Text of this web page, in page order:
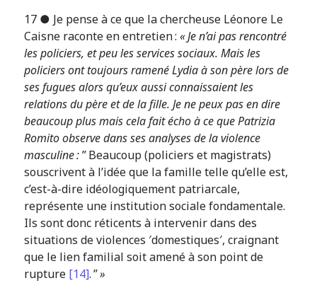
17 ● Je pense à ce que la chercheuse Léonore Le
Caisne raconte en entretien : « Je n’ai pas rencontré
les policiers, et peu les services sociaux. Mais les
policiers ont toujours ramené Lydia à son père lors de
ses fugues alors qu’eux aussi connaissaient les
relations du père et de la fille. Je ne peux pas en dire
beaucoup plus mais cela fait écho à ce que Patrizia
Romito observe dans ses analyses de la violence
masculine :” Beaucoup (policiers et magistrats)
souscrivent à l’idée que la famille telle qu’elle est,
c’est-à-dire idéologiquement patriarcale,
représente une institution sociale fondamentale.
Ils sont donc réticents à intervenir dans des
situations de violences ′domestiques′, craignant
que le lien familial soit amené à son point de
rupture [14]. ”»